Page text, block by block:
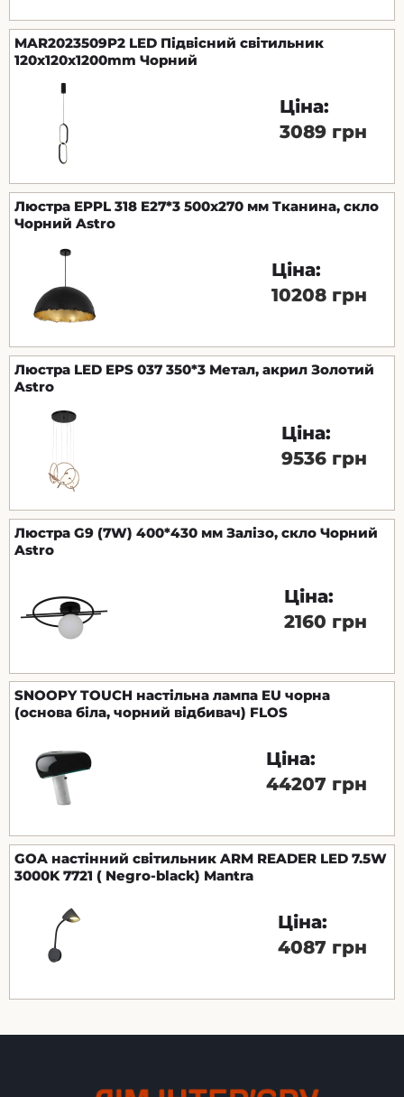
MAR2023509P2 LED Підвісний світильник
120x120x1200mm Чорний
Ціна:
3089 грн
Люстра EPPL 318 E27*3 500х270 мм Тканина, скло
Чорний Astro
Ціна:
10208 грн
Люстра LED EPS 037 350*3 Метал, акрил Золотий
Astro
Ціна:
9536 грн
Люстра G9 (7W) 400*430 мм Залізо, скло Чорний
Astro
Ціна:
2160 грн
SNOOPY TOUCH настільна лампа EU чорна
(основа біла, чорний відбивач) FLOS
Ціна:
44207 грн
GOA настінний світильник ARM READER LED 7.5W
3000K 7721 ( Negro-black) Mantra
Ціна:
4087 грн